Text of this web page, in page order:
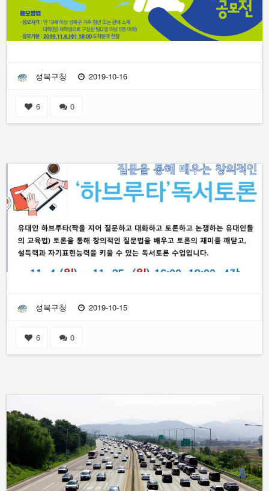
성북구청 2019-10-16
6 0
성북구청 2019-10-15
6 0